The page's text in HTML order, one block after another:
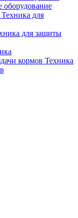
оборудование
Техника для
для защиты
Техника